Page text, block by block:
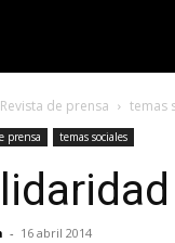
Revista de prensa temas
prensa temas sociales
- 16 abril 2014